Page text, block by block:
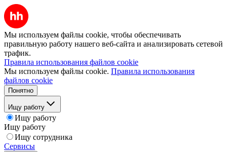
Мы используем файлы cookie, чтобы обеспечивать
правильную работу нашего веб-сайта и анализировать сетевой
трафик.
Правила использования файлов cookie
Мы используем файлы cookie. Правила использования
файлов cookie
Понятно
Ищу работу
Ищу работу
Ищу работу
Ищу сотрудника
Сервисы